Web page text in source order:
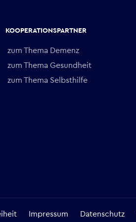
KOOPERATIONSPARTNER
zum Thema Demenz
zum Thema Gesundheit
zum Thema Selbsthilfe
Impressum Datenschutz